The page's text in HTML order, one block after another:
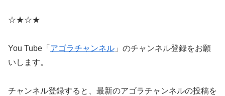
☆★☆★
You Tube「 アゴラチャンネル 」のチャンネル登録をお願
いします。
チャンネル登録すると、最新のアゴラチャンネルの投稿を